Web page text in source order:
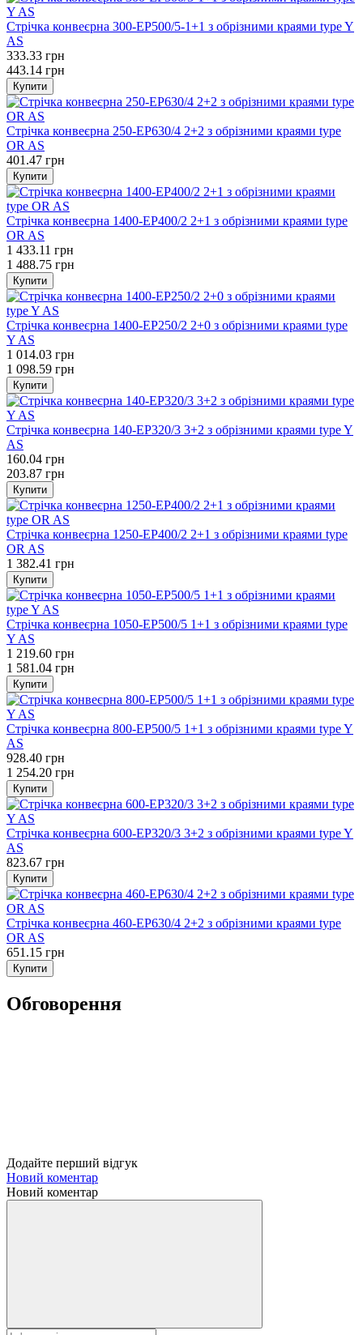
Стрічка конвеєрна 300-EP500/5-1+1 з обрізними краями type Y
AS
333.33 грн
443.14 грн
Купити
Стрічка конвеєрна 250-EP630/4 2+2 з обрізними краями type
OR AS
401.47 грн
Купити
Стрічка конвеєрна 1400-EP400/2 2+1 з обрізними краями type
OR AS
1 433.11 грн
1 488.75 грн
Купити
Стрічка конвеєрна 1400-EP250/2 2+0 з обрізними краями type
Y AS
1 014.03 грн
1 098.59 грн
Купити
Стрічка конвеєрна 140-EP320/3 3+2 з обрізними краями type Y
AS
160.04 грн
203.87 грн
Купити
Стрічка конвеєрна 1250-EP400/2 2+1 з обрізними краями type
OR AS
1 382.41 грн
Купити
Стрічка конвеєрна 1050-EP500/5 1+1 з обрізними краями type
Y AS
1 219.60 грн
1 581.04 грн
Купити
Стрічка конвеєрна 800-EP500/5 1+1 з обрізними краями type Y
AS
928.40 грн
1 254.20 грн
Купити
Стрічка конвеєрна 600-EP320/3 3+2 з обрізними краями type Y
AS
823.67 грн
Купити
Стрічка конвеєрна 460-EP630/4 2+2 з обрізними краями type
OR AS
651.15 грн
Купити
Обговорення
Додайте перший відгук
Новий коментар
Новий коментар